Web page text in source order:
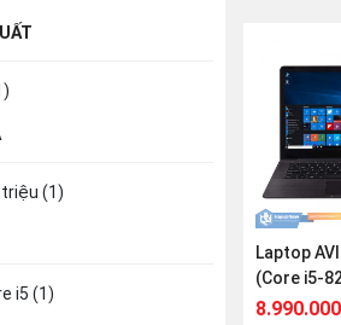
triệu (1)
i5 (1)
Laptop
(Core i5-
256GB |